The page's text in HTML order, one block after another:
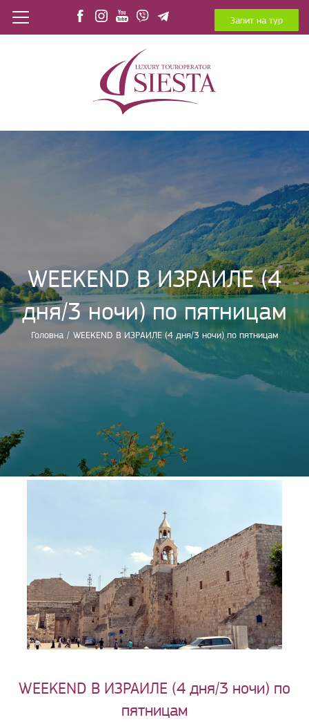
Запит на тур
WEEKEND В ИЗРАИЛЕ (4
дня/3 ночи) по пятницам
Головна / WEEKEND В ИЗРАИЛЕ (4 дня/3 ночи) по пятницам
WEEKEND В ИЗРАИЛЕ (4 дня/3 ночи) по
пятницам